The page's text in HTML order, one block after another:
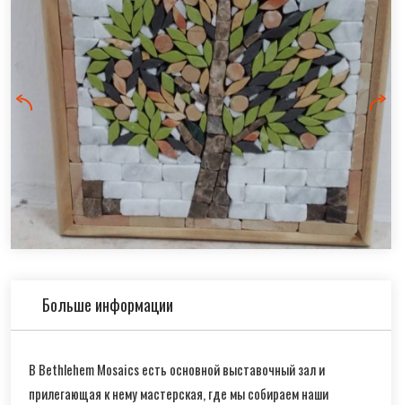
Больше информации
В Bethlehem Mosaics есть основной выставочный зал и
прилегающая к нему мастерская, где мы собираем наши